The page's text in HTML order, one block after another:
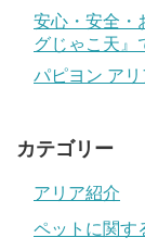
安心・安全・
グじゃこ天』
パピヨン ア
カテゴリー
アリア紹介
ペットに関す